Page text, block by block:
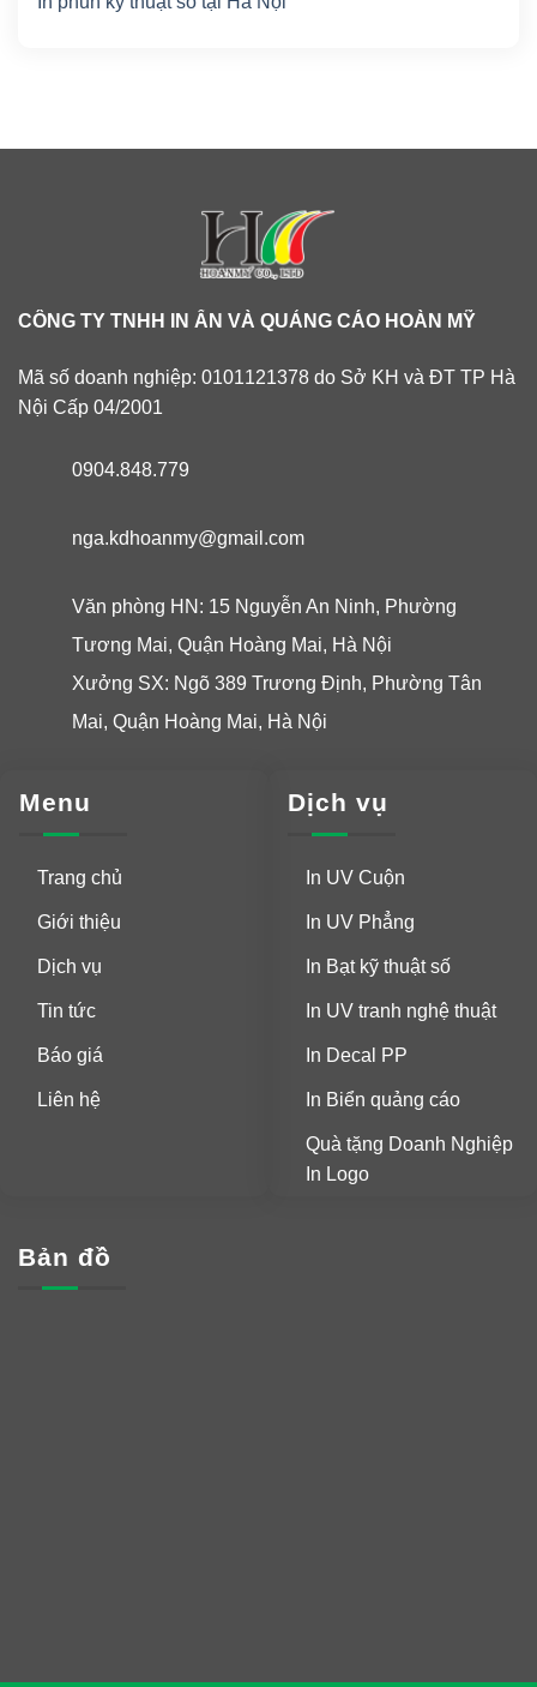
CÔNG TY TNHH IN ẤN VÀ QUẢNG CÁO HOÀN MỸ
Mã số doanh nghiệp: 0101121378 do Sở KH và ĐT TP Hà
Nội Cấp 04/2001
0904.848.779
nga.kdhoanmy@gmail.com
Văn phòng HN: 15 Nguyễn An Ninh, Phường
Tương Mai, Quận Hoàng Mai, Hà Nội
Xưởng SX: Ngõ 389 Trương Định, Phường Tân
Mai, Quận Hoàng Mai, Hà Nội
Menu
Trang chủ
Giới thiệu
Dịch vụ
Tin tức
Báo giá
Liên hệ
Dịch vụ
In UV Cuộn
In UV Phẳng
In Bạt kỹ thuật số
In UV tranh nghệ thuật
In Decal PP
In Biển quảng cáo
Quà tặng Doanh Nghiệp
In Logo
Bản đồ